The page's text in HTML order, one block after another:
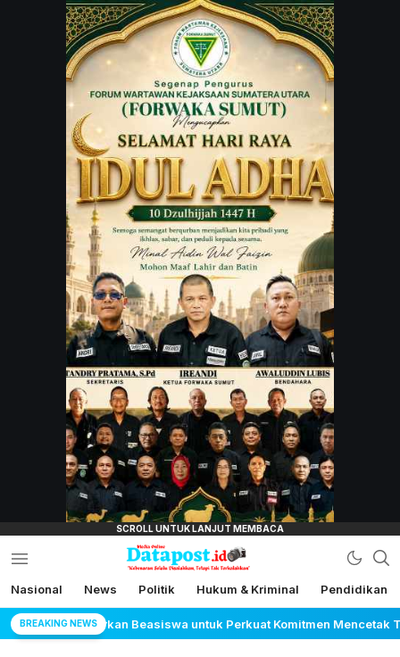
JARINGAN
lensamata.id
Datapost.id
Kebenaran Selalu Disalahkan, Tetapi Tak
Terkalahkan
Nasional News Politik Hukum & Kriminal Pendidikan
BREAKING NEWS
Perkuat Komitmen Mencetak Talenta Bedampak bagi Indonesia